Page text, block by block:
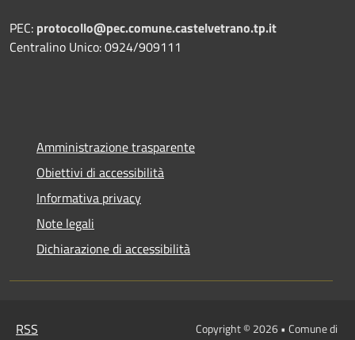
PEC: protocollo@pec.comune.castelvetrano.tp.it
Centralino Unico: 0924/909111
Amministrazione trasparente
Obiettivi di accessibilità
Informativa privacy
Note legali
Dichiarazione di accessibilità
RSS
Copyright © 2026 • Comune di